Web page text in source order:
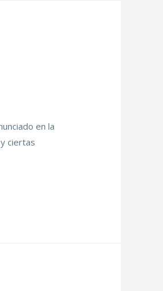
en la
ciertas